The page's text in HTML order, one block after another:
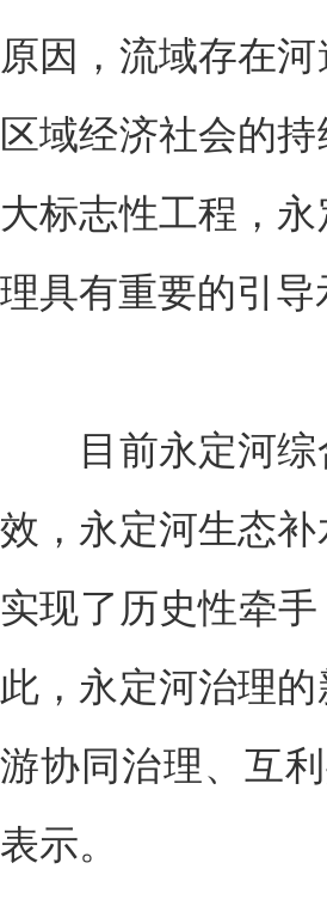
原因，流域存在
区域经济社会的
大标志性工程，
理具有重要的引导
目前永定河综
效，永定河生态
实现了历史性牵
此，永定河治理
游协同治理、互
表示。